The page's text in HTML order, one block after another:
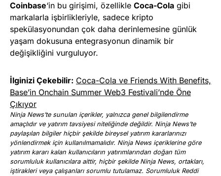
Coinbase‘in bu girişimi, özellikle Coca-Cola gibi
markalarla işbirlikleriyle, sadece kripto
spekülasyonundan çok daha derinlemesine günlük
yaşam dokusuna entegrasyonun dinamik bir
değişikliğini vurguluyor.
İlginizi Çekebilir: Coca-Cola ve Friends With Benefits,
Base’in Onchain Summer Web3 Festivali’nde Öne
Çıkıyor
Ninja News’te sunulan içerikler, yalnızca genel bilgilendirme
amaçlıdır ve yatırım tavsiyesi niteliğinde değildir. Ninja News’te
paylaşılan bilgiler hiçbir şekilde bireysel yatırım kararlarınızı
yönlendirmek için kullanılmamalıdır. Ninja News içeriklerine göre
yatırım kararı kalan kullanıcıların yatırımlarından doğan tüm
sorumluluk kullanıcılara aittir, hiçbir şekilde Ninja News, ortakları,
iştirakleri veya çalışanları sorumlu tutulamaz. Sorumluluk Reddi